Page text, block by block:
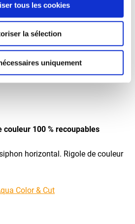
tous les cookies
la sélection
uniquement
vendu séparément
Line Easy
Line Pro
couleur 100 % recoupables
horizontal. Rigole de couleur
Color & Cut